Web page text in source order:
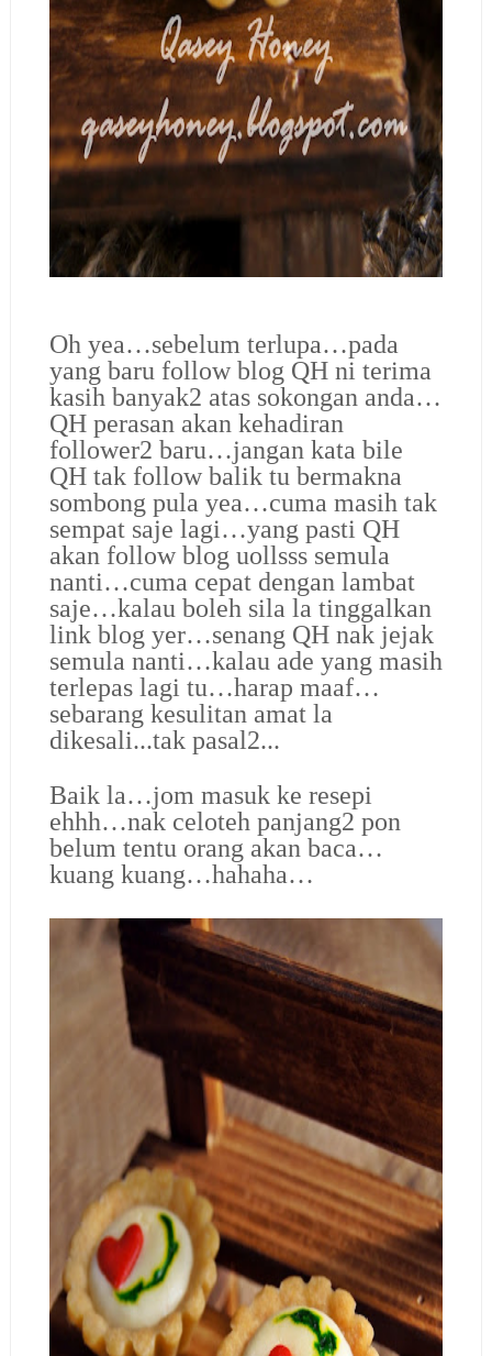
Oh yea…sebelum terlupa…pada
yang baru follow blog QH ni terima
kasih banyak2 atas sokongan anda…
QH perasan akan kehadiran
follower2 baru…jangan kata bile
QH tak follow balik tu bermakna
sombong pula yea…cuma masih tak
sempat saje lagi…yang pasti QH
akan follow blog uollsss semula
nanti…cuma cepat dengan lambat
saje…kalau boleh sila la tinggalkan
link blog yer…senang QH nak jejak
semula nanti…kalau ade yang masih
terlepas lagi tu…harap maaf…
sebarang kesulitan amat la
dikesali...tak pasal2...
Baik la…jom masuk ke resepi
ehhh…nak celoteh panjang2 pon
belum tentu orang akan baca…
kuang kuang…hahaha…